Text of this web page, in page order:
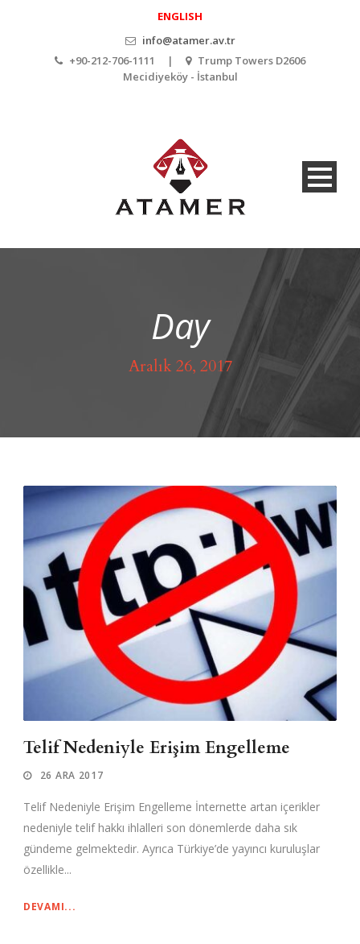
ENGLISH
info@atamer.av.tr
+90-212-706-1111 |
Trump Towers D2606
Mecidiyeköy - İstanbul
Day
Aralık 26, 2017
Telif Nedeniyle Erişim Engelleme
26 ARA 2017
Telif Nedeniyle Erişim Engelleme İnternette artan içerikler
nedeniyle telif hakkı ihlalleri son dönemlerde daha sık
gündeme gelmektedir. Ayrıca Türkiye’de yayıncı kuruluşlar
özellikle...
DEVAMI...